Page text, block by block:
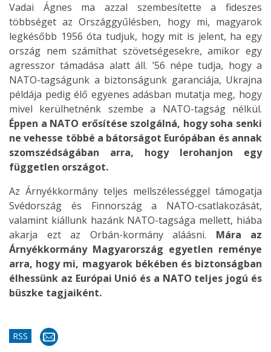
Vadai Ágnes ma azzal szembesítette a fideszes
többséget az Országgyűlésben, hogy mi, magyarok
legkésőbb 1956 óta tudjuk, hogy mit is jelent, ha egy
ország nem számíthat szövetségesekre, amikor egy
agresszor támadása alatt áll. ’56 népe tudja, hogy a
NATO-tagságunk a biztonságunk garanciája, Ukrajna
példája pedig élő egyenes adásban mutatja meg, hogy
mivel kerülhetnénk szembe a NATO-tagság nélkül.
Éppen a NATO erősítése szolgálná, hogy soha senki
ne vehesse többé a bátorságot Európában és annak
szomszédságában arra, hogy lerohanjon egy
független országot.
Az Árnyékkormány teljes mellszélességgel támogatja
Svédország és Finnország a NATO-csatlakozását,
valamint kiállunk hazánk NATO-tagsága mellett, hiába
akarja ezt az Orbán-kormány aláásni. Mára az
Árnyékkormány Magyarország egyetlen reménye
arra, hogy mi, magyarok békében és biztonságban
élhessünk az Európai Unió és a NATO teljes jogú és
büszke tagjaiként.
RSS